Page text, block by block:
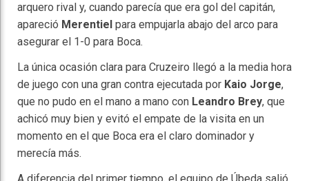
arquero rival y, cuando parecía que era gol del capitán,
apareció Merentiel para empujarla abajo del arco para
asegurar el 1-0 para Boca.
La única ocasión clara para Cruzeiro llegó a la media hora
de juego con una gran contra ejecutada por Kaio Jorge,
que no pudo en el mano a mano con Leandro Brey, que
achicó muy bien y evitó el empate de la visita en un
momento en el que Boca era el claro dominador y
merecía más.